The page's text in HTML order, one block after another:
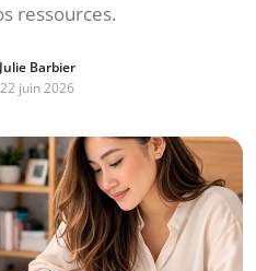
ressources.
Julie Barbier
22 juin 2026